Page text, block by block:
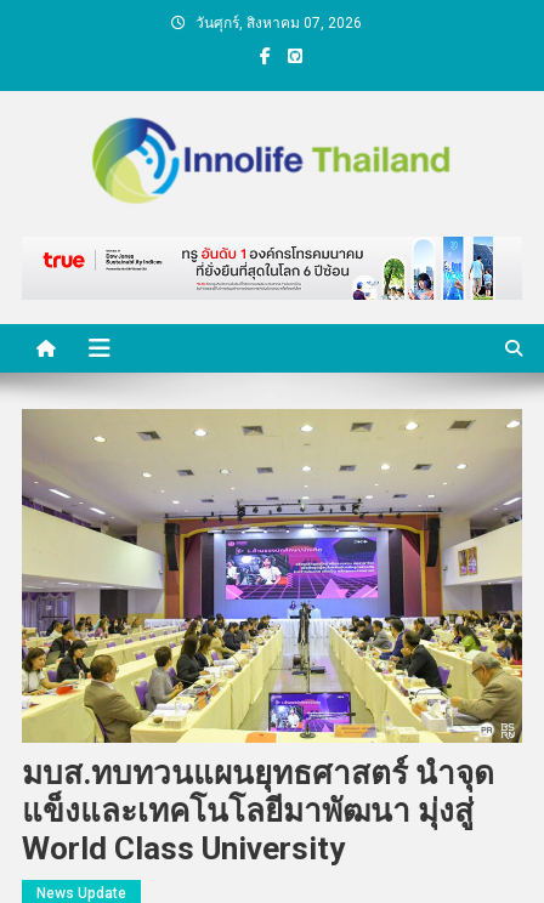
วันศุกร์, สิงหาคม 07, 2026
คนกับความคิด ชีวิตกับ
นวัตกรรม
มบส.ทบทวนแผนยุทธศาสตร์ นำจุด
แข็งและเทคโนโลยีมาพัฒนา มุ่งสู่
World Class University
News Update